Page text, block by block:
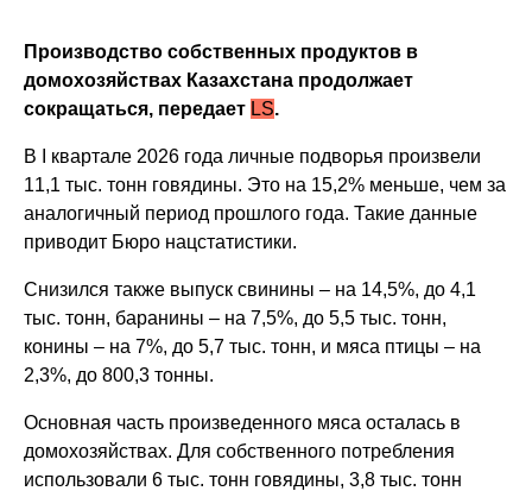
Производство собственных продуктов в
домохозяйствах Казахстана продолжает
сокращаться, передает LS.
В I квартале 2026 года личные подворья произвели
11,1 тыс. тонн говядины. Это на 15,2% меньше, чем за
аналогичный период прошлого года. Такие данные
приводит Бюро нацстатистики.
Снизился также выпуск свинины – на 14,5%, до 4,1
тыс. тонн, баранины – на 7,5%, до 5,5 тыс. тонн,
конины – на 7%, до 5,7 тыс. тонн, и мяса птицы – на
2,3%, до 800,3 тонны.
Основная часть произведенного мяса осталась в
домохозяйствах. Для собственного потребления
использовали 6 тыс. тонн говядины, 3,8 тыс. тонн